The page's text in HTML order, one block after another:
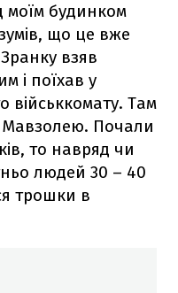
моїм будинком
що це вже
взяв
і поїхав у
Там
Мавзолею. Почали
то навряд чи
людей 30 – 40
трошки в